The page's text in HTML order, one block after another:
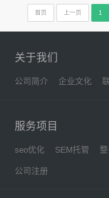
首页 上一页 1
关于我们
公司简介 企业文化
服务项目
seo优化 SEM托管
公司注册